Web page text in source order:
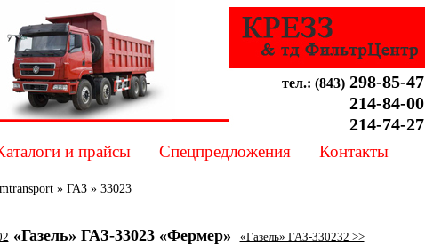
тел.: (843) 298-85-47
214-84-00
214-74-27
и прайсы Спецпредложения Контакты
» ГАЗ » 33023
«Газель» ГАЗ-33023 «Фермер» «Газель» ГАЗ-330232 >>